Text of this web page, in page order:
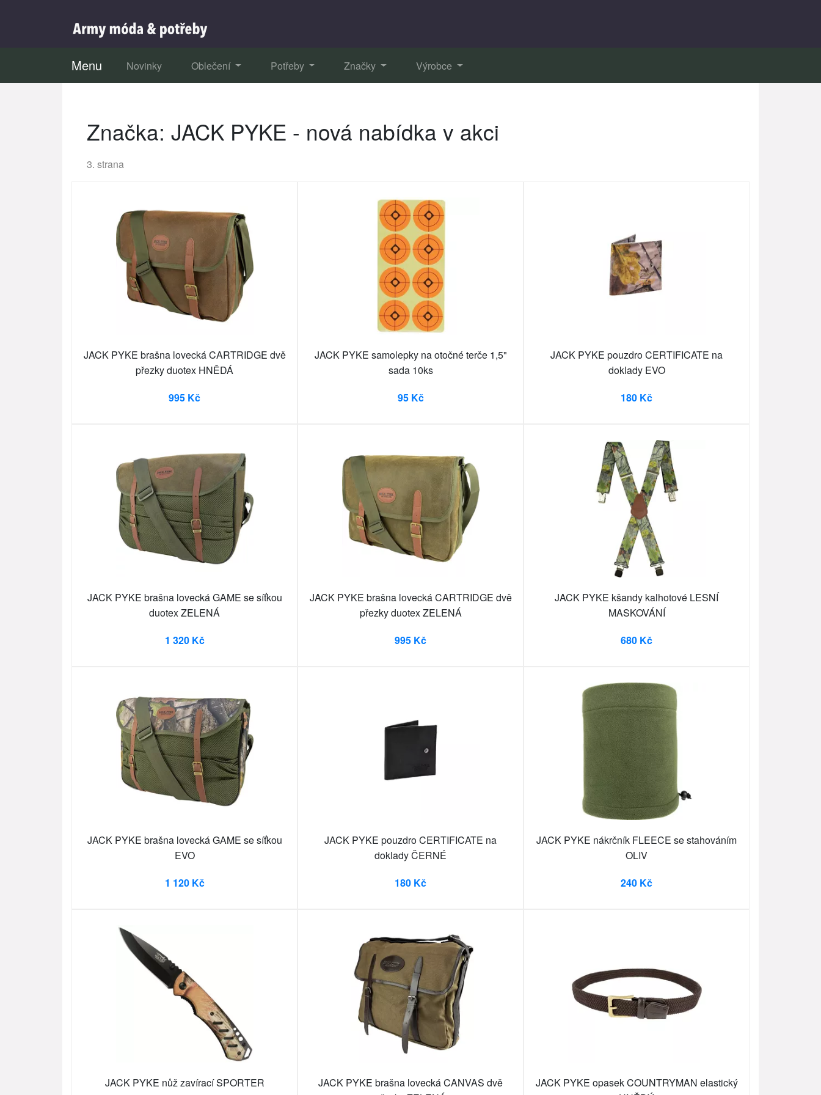
Menu Novinky Oblečení Potřeby Značky Výrobce
Značka: JACK PYKE - nová nabídka v akci
3. strana
JACK PYKE brašna lovecká CARTRIDGE dvě
přezky duotex HNĚDÁ
995 Kč
JACK PYKE samolepky na otočné terče 1,5"
sada 10ks
95 Kč
JACK PYKE pouzdro CERTIFICATE na
doklady EVO
180 Kč
JACK PYKE brašna lovecká GAME se síťkou
duotex ZELENÁ
1 320 Kč
JACK PYKE brašna lovecká CARTRIDGE dvě
přezky duotex ZELENÁ
995 Kč
JACK PYKE kšandy kalhotové LESNÍ
MASKOVÁNÍ
680 Kč
JACK PYKE brašna lovecká GAME se síťkou
EVO
1 120 Kč
JACK PYKE pouzdro CERTIFICATE na
doklady ČERNÉ
180 Kč
JACK PYKE nákrčník FLEECE se stahováním
OLIV
240 Kč
JACK PYKE nůž zavírací SPORTER
JACK PYKE brašna lovecká CANVAS dvě
JACK PYKE opasek COUNTRYMAN elastický